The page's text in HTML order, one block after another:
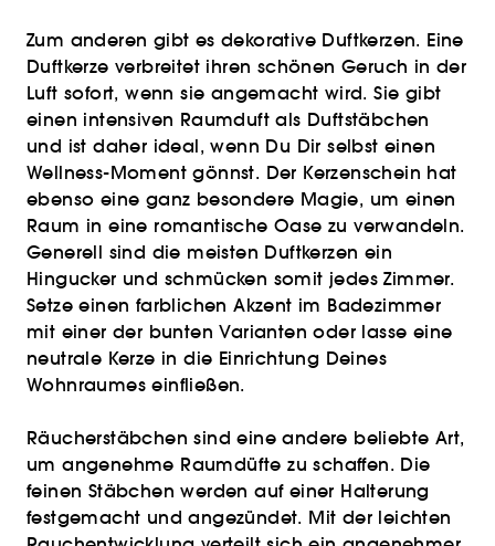
Zum anderen gibt es dekorative Duftkerzen. Eine
Duftkerze verbreitet ihren schönen Geruch in der
Luft sofort, wenn sie angemacht wird. Sie gibt
einen intensiven Raumduft als Duftstäbchen
und ist daher ideal, wenn Du Dir selbst einen
Wellness-Moment gönnst. Der Kerzenschein hat
ebenso eine ganz besondere Magie, um einen
Raum in eine romantische Oase zu verwandeln.
Generell sind die meisten Duftkerzen ein
Hingucker und schmücken somit jedes Zimmer.
Setze einen farblichen Akzent im Badezimmer
mit einer der bunten Varianten oder lasse eine
neutrale Kerze in die Einrichtung Deines
Wohnraumes einfließen.
Räucherstäbchen sind eine andere beliebte Art,
um angenehme Raumdüfte zu schaffen. Die
feinen Stäbchen werden auf einer Halterung
festgemacht und angezündet. Mit der leichten